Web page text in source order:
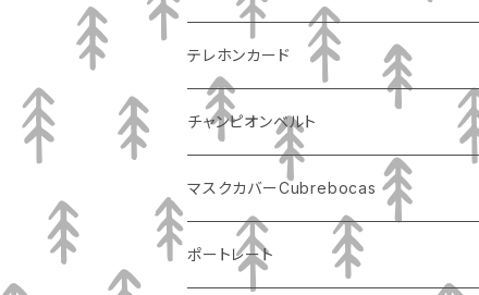
テレホンカード
チャンピオンベルト
マスクカバーCubrebocas
ポートレート